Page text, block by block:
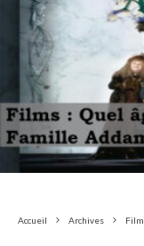
Accueil Archives